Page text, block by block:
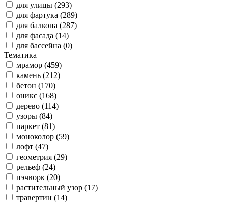
для улицы (293)
для фартука (289)
для балкона (287)
для фасада (14)
для бассейна (0)
Тематика
мрамор (459)
камень (212)
бетон (170)
оникс (168)
дерево (114)
узоры (84)
паркет (81)
моноколор (59)
лофт (47)
геометрия (29)
рельеф (24)
пэчворк (20)
растительный узор (17)
травертин (14)